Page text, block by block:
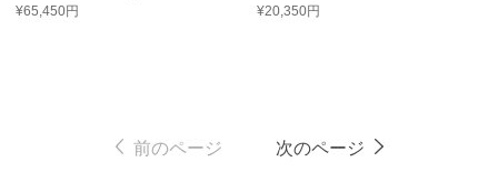
¥65,450円 ¥20,350円
前のページ 次のページ